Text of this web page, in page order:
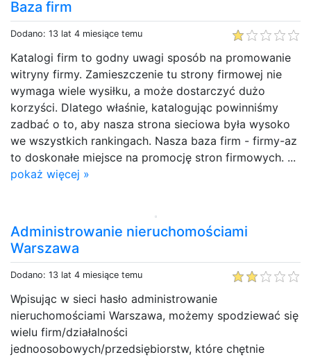
Baza firm
Dodano: 13 lat 4 miesiące temu
Katalogi firm to godny uwagi sposób na promowanie
witryny firmy. Zamieszczenie tu strony firmowej nie
wymaga wiele wysiłku, a może dostarczyć dużo
korzyści. Dlatego właśnie, katalogując powinniśmy
zadbać o to, aby nasza strona sieciowa była wysoko
we wszystkich rankingach. Nasza baza firm - firmy-az
to doskonałe miejsce na promocję stron firmowych. ...
pokaż więcej »
Administrowanie nieruchomościami
Warszawa
Dodano: 13 lat 4 miesiące temu
Wpisując w sieci hasło administrowanie
nieruchomościami Warszawa, możemy spodziewać się
wielu firm/działalności
jednoosobowych/przedsiębiorstw, które chętnie